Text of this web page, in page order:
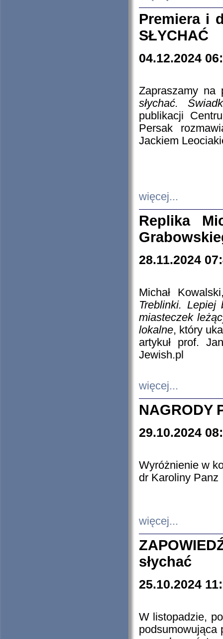
Premiera i
SŁYCHAĆ
04.12.2024
Zapraszamy
słychać.
publikacji
Persak
Jackiem
więcej...
Replika
28.11.2024
Michał
Treblinki. Lepiej
miasteczek
lokalne, który
artykuł prof.
Jewish.pl
więcej...
NAGRODY
29.10.2024
Wyróżnienie w
dr Karoliny Panz
więcej...
słychać
25.10.2024
W listopadzie,
podsumowująca